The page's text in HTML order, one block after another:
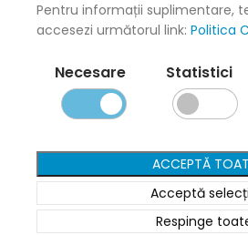
Date de contact
contact@cartusepremium.ro
Luni –Vineri: 09:00 – 17:00
Cartușe Premium2021 Creare Magazin
Pentru informații suplimentare,
accesezi următorul link:Politica
Necesare Statistici
ACCEPTĂ
Acceptă
Respinge